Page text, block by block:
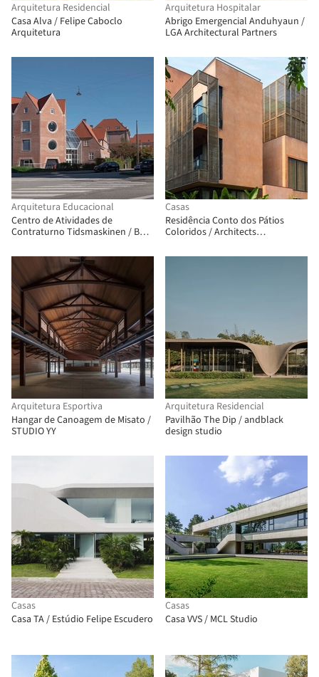
Arquitetura Residencial
Casa Alva / Felipe Caboclo
Arquitetura
Arquitetura Hospitalar
Abrigo Emergencial Anduhyaun /
LGA Architectural Partners
Arquitetura Educacional
Centro de Atividades de
Contraturno Tidsmaskinen / BBP
Casas
Residência Conto dos Pátios
Coloridos / Architects
Arquitetura Esportiva
Hangar de Canoagem de Misato /
STUDIO YY
Arquitetura Residencial
Pavilhão The Dip / andblack
design studio
Casas
Casa TA / Estúdio Felipe Escudero
Casas
Casa VVS / MCL Studio